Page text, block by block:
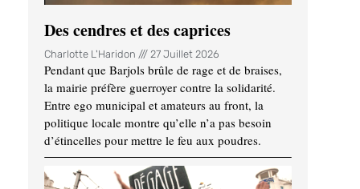
Des cendres et des caprices
Charlotte L'Haridon 27 Juillet 2026
Pendant que Barjols brûle de rage et de braises,
la mairie préfère guerroyer contre la solidarité.
Entre ego municipal et amateurs au front, la
politique locale montre qu’elle n’a pas besoin
d’étincelles pour mettre le feu aux poudres.